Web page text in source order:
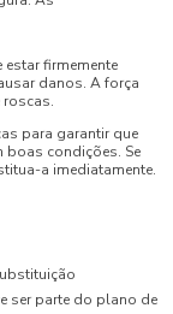
estar firmemente
danos. A força
roscas.
para garantir que
boas condições. Se
a imediatamente.
ser parte do plano de